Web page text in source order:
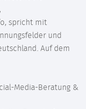
spricht mit
und
Auf dem
Media-Beratung &